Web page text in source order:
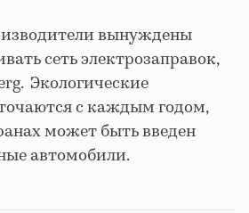
вынуждены
сеть электрозаправок,
Экологические
с каждым годом,
может быть введен
автомобили.